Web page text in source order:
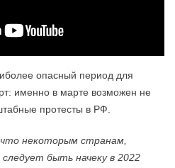
опасный период для
именно в марте возможен не
протесты в РФ.
некоторым странам,
быть начеку в 2022